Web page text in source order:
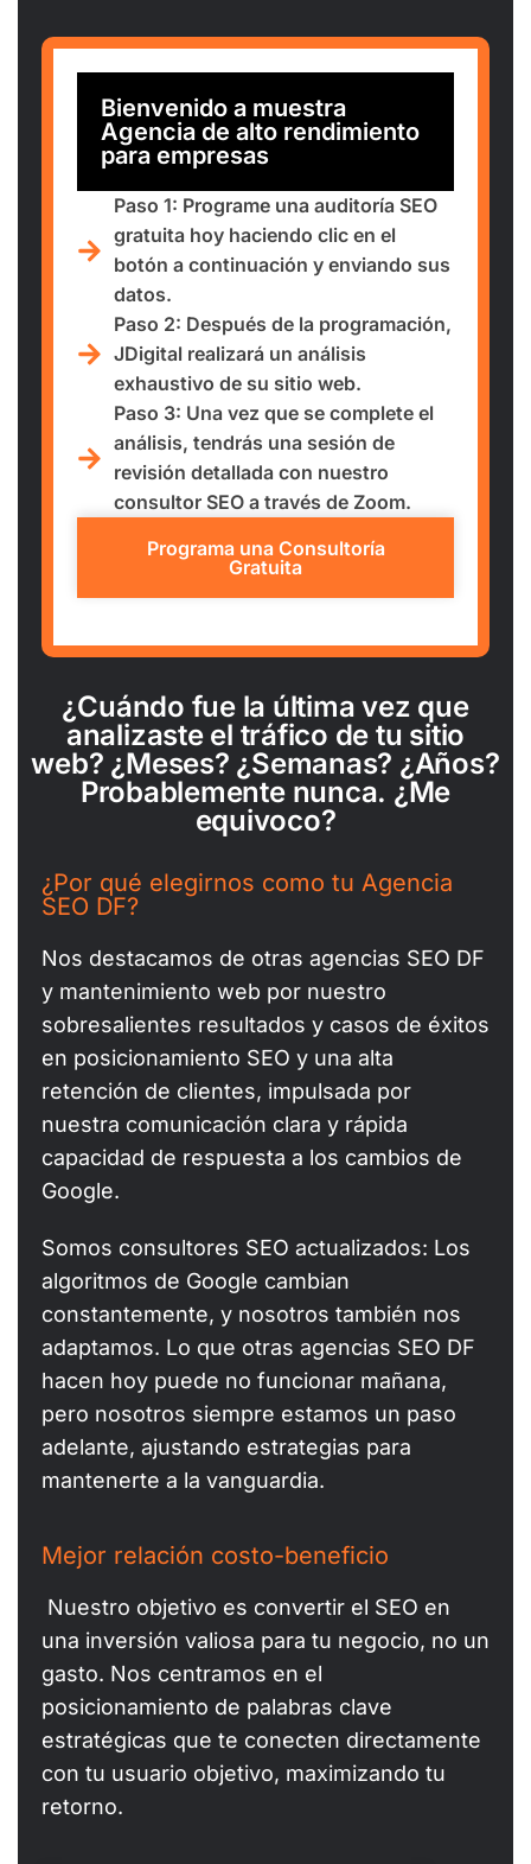
Bienvenido a muestra
Agencia de alto rendimiento
para empresas
Paso 1: Programe una auditoría SEO
gratuita hoy haciendo clic en el
botón a continuación y enviando sus
datos.
Paso 2: Después de la programación,
JDigital realizará un análisis
exhaustivo de su sitio web.
Paso 3: Una vez que se complete el
análisis, tendrás una sesión de
revisión detallada con nuestro
consultor SEO a través de Zoom.
Programa una Consultoría
Gratuita
¿Cuándo fue la última vez que
analizaste el tráfico de tu sitio
web? ¿Meses? ¿Semanas? ¿Años?
Probablemente nunca. ¿Me
equivoco?
¿Por qué elegirnos como tu Agencia
SEO DF?
Nos destacamos de otras agencias SEO DF
y mantenimiento web por nuestro
sobresalientes resultados y casos de éxitos
en posicionamiento SEO y una alta
retención de clientes, impulsada por
nuestra comunicación clara y rápida
capacidad de respuesta a los cambios de
Google.
Somos consultores SEO actualizados: Los
algoritmos de Google cambian
constantemente, y nosotros también nos
adaptamos. Lo que otras agencias SEO DF
hacen hoy puede no funcionar mañana,
pero nosotros siempre estamos un paso
adelante, ajustando estrategias para
mantenerte a la vanguardia.
Mejor relación costo-beneficio
Nuestro objetivo es convertir el SEO en
una inversión valiosa para tu negocio, no un
gasto. Nos centramos en el
posicionamiento de palabras clave
estratégicas que te conecten directamente
con tu usuario objetivo, maximizando tu
retorno.